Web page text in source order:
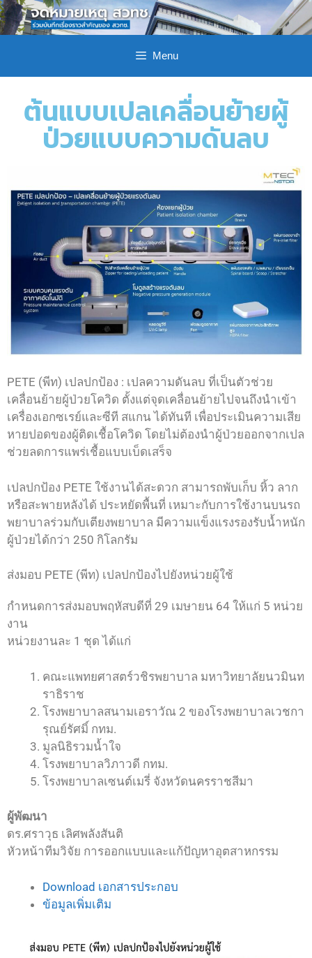
Menu
ต้นแบบเปลเคลื่อนย้ายผู้
ป่วยแบบความดันลบ
PETE​ (พีท)​ เปลปกป้อง​ : เปลความดันลบ​ ที่เป็นตัวช่วย
เคลื่อนย้ายผู้ป่วยโควิด​ ตั้งแต่จุดเคลื่อนย้ายไปจนถึ​งนำเข้า
เครื่องเอกซเรย์และซีที​ สแกน​ ได้ทันที​ เพื่อ​ประเมินความเสีย
หายปอดของผู้ติดเชื้อโควิด​ โดยไม่ต้องนำผู้ป่วยออกจากเปล
ช่วยลดการแพร่เชื้อแบบเบ็ดเสร็จ
เปลปกป้อง PETE ใช้งานได้สะดวก สามารถพับเก็บ หิ้ว ลาก
หรือสะพายหลังได้ ประหยัดพื้นที่ เหมาะกับการใช้งานบนรถ
พยาบาลร่วมกับเตียงพยาบาล มีความแข็งแรงรองรับน้ำหนัก
ผู้ป่วยได้กว่า 250 กิโลกรัม
ส่งมอบ PETE (พีท) เปลปกป้องไปยังหน่วยผู้ใช้
กำหนดการส่งมอบพฤหัสบดีที่ 29 เมษายน 64 ให้แก่ 5 หน่วย
งาน
หน่วยงานละ 1 ชุด ได้แก่
คณะแพทยศาสตร์วชิรพยาบาล มหาวิทยาลัยนวมินท
ราธิราช
โรงพยาบาลสนามเอราวัณ 2 ของโรงพยาบาลเวชกา
รุณย์รัศมิ์ กทม.
มูลนิธิรวมน้ำใจ
โรงพยาบาลวิภาวดี กทม.
โรงพยาบาลเซนต์เมรี่ จังหวัดนครราชสีมา
ผู้พัฒนา
ดร.​ศราวุธ​ เลิศพลังสันติ​
หัวหน้าทีมวิจัย​ การออกแบบและแก้ปัญหาอุตสาหกรรม​
Download เอกสารประกอบ
ข้อมูลเพิ่มเติม